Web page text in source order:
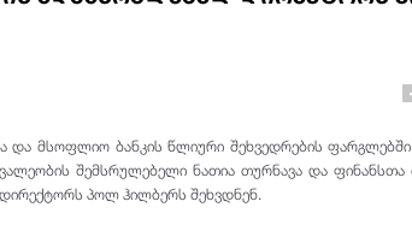
და მსოფლიო ბანკის წლიური შეხვედრების
შემსრულებელი ნათია თურნავა და ფინანსთა
პოლ ჰილბერს შეხვდნენ.